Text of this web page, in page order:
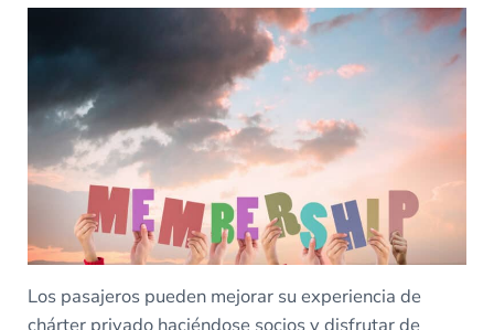
Los pasajeros pueden mejorar su experiencia de
chárter privado haciéndose socios y disfrutar de